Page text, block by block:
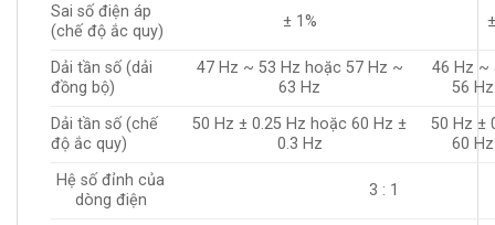
Sai số điện áp
(chế độ ắc quy)
± 1%
Dải tần số (dải
đồng bộ)
47 Hz ~ 53 Hz hoặc 57 Hz ~
63 Hz
46 Hz ~
56
Dải tần số (chế
độ ắc quy)
50 Hz ± 0.25 Hz hoặc 60 Hz ±
0.3 Hz
50 Hz ±
60
Hệ số đỉnh của
dòng điện
3 : 1